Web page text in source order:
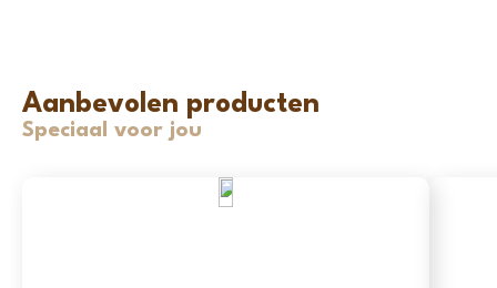
Aanbevolen producten
Speciaal voor jou